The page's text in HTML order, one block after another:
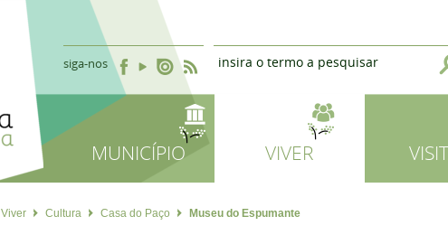
siga-nos
MUNICÍPIO VIVER
Viver Cultura Casa do Paço Museu do Espumante